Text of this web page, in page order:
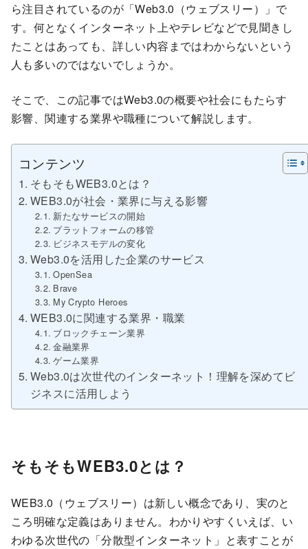
ら注目されているのが「Web3.0（ウェブスリー）」で
す。何となくインターネット上やテレビなどで見聞きし
たことはあっても、詳しい内容まではわからないという
人も多いのではないでしょうか。
そこで、この記事ではWeb3.0の概要や社会にもたらす
影響、関連する業界や職種について解説します。
コンテンツ
そもそもWEB3.0とは？
WEB3.0が社会・業界に与える影響
新たなサービスの開始
プラットフォームの移管
ビジネスモデルの変化
Web3.0を活用した企業のサービス
OpenSea
Brave
My Crypto Heroes
WEB3.0に関連する業界・職業
ブロックチェーン業界
金融業界
ゲーム業界
Web3.0は次世代のインターネット！理解を深めてビ
ジネスに活用しよう
そもそもWEB3.0とは？
WEB3.0（ウェブスリー）は新しい概念であり、実のと
ころ明確な定義はありません。わかりやすくいえば、い
わゆる次世代の「分散型インターネット」と表すことが